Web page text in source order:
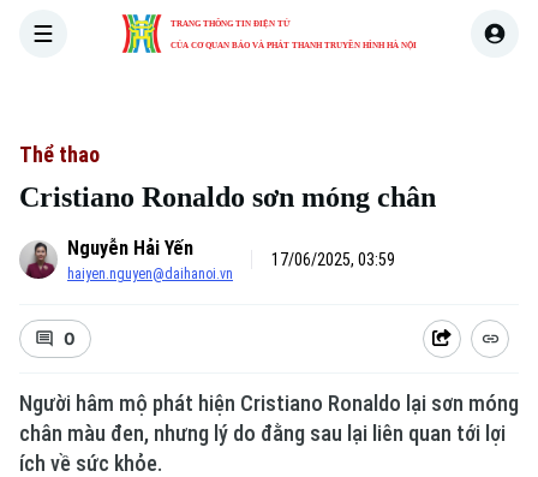
TRANG THÔNG TIN ĐIỆN TỬ
CỦA CƠ QUAN BÁO VÀ PHÁT THANH TRUYỀN HÌNH HÀ NỘI
Thể thao
Cristiano Ronaldo sơn móng chân
Nguyễn Hải Yến
haiyen.nguyen@daihanoi.vn
17/06/2025, 03:59
0
Người hâm mộ phát hiện Cristiano Ronaldo lại sơn móng
chân màu đen, nhưng lý do đằng sau lại liên quan tới lợi
ích về sức khỏe.